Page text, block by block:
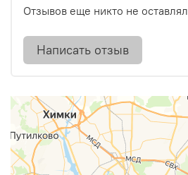
Отзывов еще никто не оставлял
Написать отзыв